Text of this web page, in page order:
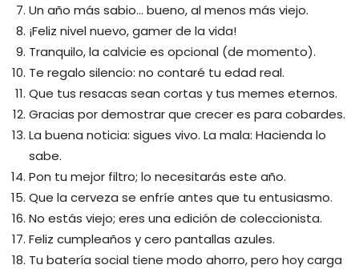
Un año más sabio… bueno, al menos más viejo.
¡Feliz nivel nuevo, gamer de la vida!
Tranquilo, la calvicie es opcional (de momento).
Te regalo silencio: no contaré tu edad real.
Que tus resacas sean cortas y tus memes eternos.
Gracias por demostrar que crecer es para cobardes.
La buena noticia: sigues vivo. La mala: Hacienda lo
sabe.
Pon tu mejor filtro; lo necesitarás este año.
Que la cerveza se enfríe antes que tu entusiasmo.
No estás viejo; eres una edición de coleccionista.
Feliz cumpleaños y cero pantallas azules.
Tu batería social tiene modo ahorro, pero hoy carga